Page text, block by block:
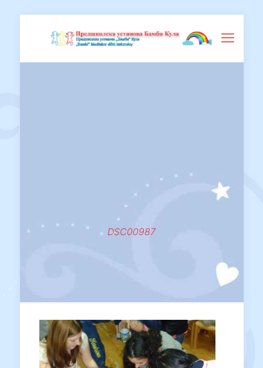
DSC00987